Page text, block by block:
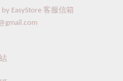
by EasyStore客服信箱